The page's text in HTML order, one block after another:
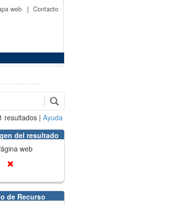
web | Contacto
resultados | Ayuda
del resultado
web
de Recurso